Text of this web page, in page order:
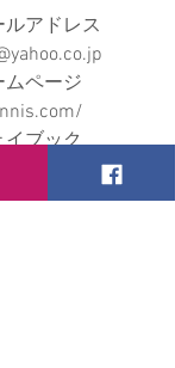
ルアドレス
ムページ
イブック
sakuratenni
くどうぞ）